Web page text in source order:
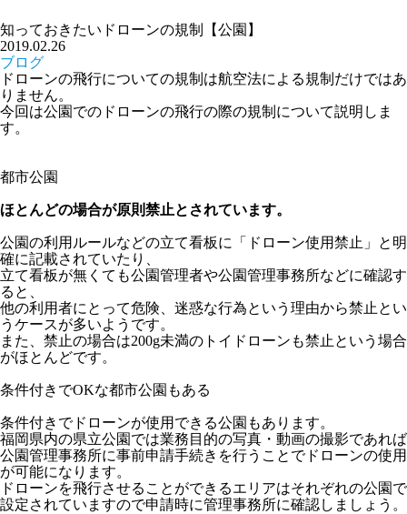
知っておきたいドローンの規制【公園】
2019.02.26
ブログ
ドローンの飛行についての規制は航空法による規制だけではあ
りません。
今回は公園でのドローンの飛行の際の規制について説明しま
す。
都市公園
ほとんどの場合が原則禁止とされています。
公園の利用ルールなどの立て看板に「ドローン使用禁止」と明
確に記載されていたり、
立て看板が無くても公園管理者や公園管理事務所などに確認す
ると、
他の利用者にとって危険、迷惑な行為という理由から禁止とい
うケースが多いようです。
また、禁止の場合は200g未満のトイドローンも禁止という場合
がほとんどです。
条件付きでOKな都市公園もある
条件付きでドローンが使用できる公園 もあります。
福岡県内の県立公園では業務目的の写真・動画の撮影であれば
公園管理事務所に事前申請手続きを行うことでドローンの使用
が可能になります。
ドローンを飛行させることができるエリアはそれぞれの公園で
設定されていますので申請時に管理事務所に確認しましょう。